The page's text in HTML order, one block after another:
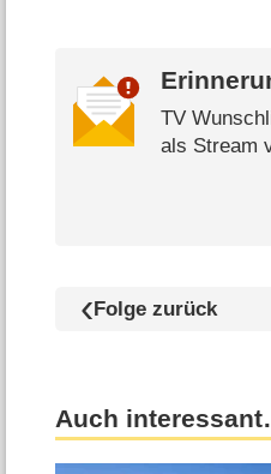
TV
als Stream
Folge zurück
Auch